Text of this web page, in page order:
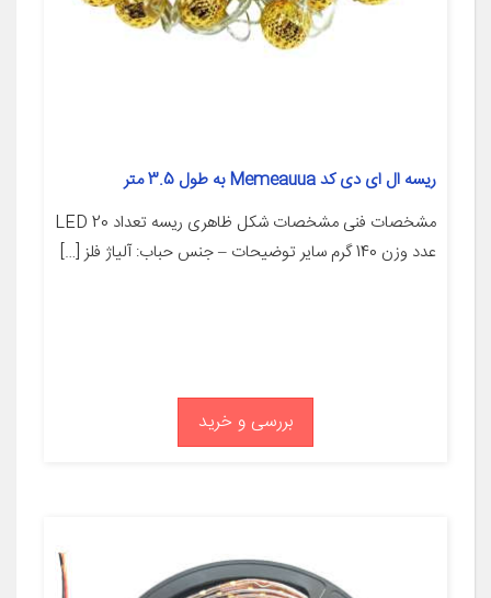
ریسه ال ای دی کد Memeauua به طول 3.5 متر
مشخصات فنی مشخصات شکل ظاهری ریسه تعداد LED 20
عدد وزن 140 گرم سایر توضیحات – جنس حباب: آلیاژ فلز […]
بررسی و خرید